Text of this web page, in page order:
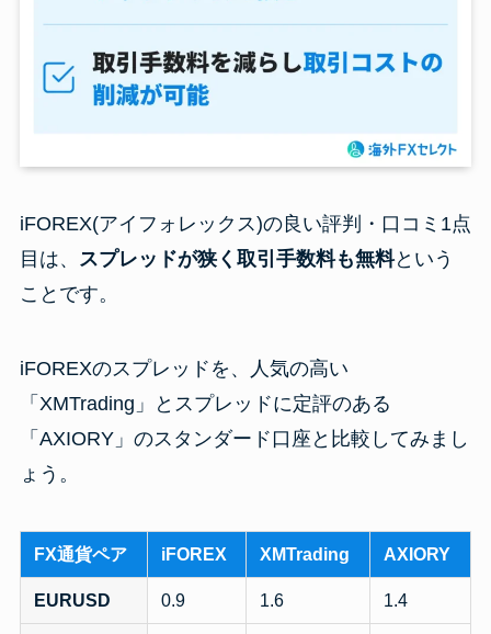
iFOREX(アイフォレックス)の良い評判・口コミ1点
目は、 スプレッドが狭く取引手数料も無料という
ことです。
iFOREXのスプレッドを、人気の高い
「XMTrading」とスプレッドに定評のある
「AXIORY」のスタンダード口座と比較してみまし
ょう。
FX通貨ペア iFOREX XMTrading AXIORY
EURUSD 0.9 1.6 1.4